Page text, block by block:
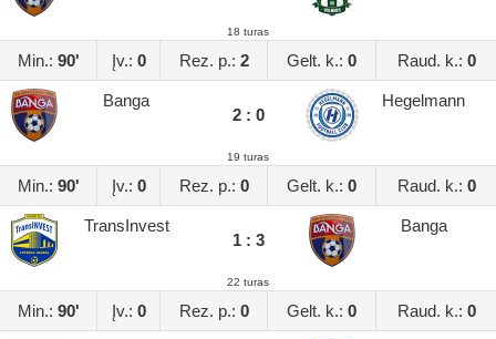
18 turas
Min.: 90' Įv.: 0 Rez. p.: 2 Gelt. k.: 0 Raud. k.: 0
Banga
2 : 0
Hegelmann
19 turas
Min.: 90' Įv.: 0 Rez. p.: 0 Gelt. k.: 0 Raud. k.: 0
TransInvest
1 : 3
Banga
22 turas
Min.: 90' Įv.: 0 Rez. p.: 0 Gelt. k.: 0 Raud. k.: 0